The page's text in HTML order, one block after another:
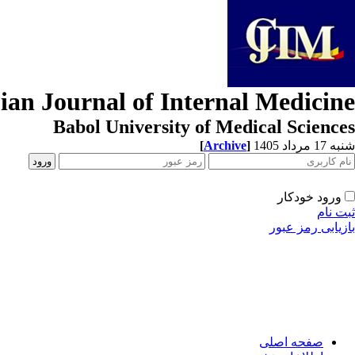
Journal of Internal Medicine
Babol University of Medical Sciences
شنبه 17 مرداد 1405 [Archive]
ورود خودکار
ثبت نام
بازیابی رمز عبور
صفحه اصلی